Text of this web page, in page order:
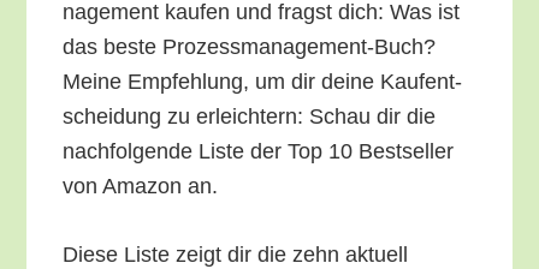
nage­ment kau­fen und fragst dich: Was ist
das bes­te Pro­zess­ma­nage­ment-Buch?
Mei­ne Emp­feh­lung, um dir dei­ne Kauf­ent­
schei­dung zu erleich­tern: Schau dir die
nach­fol­gen­de Lis­te der Top 10 Best­sel­ler
von Ama­zon an.
Die­se Lis­te zeigt dir die zehn aktu­ell